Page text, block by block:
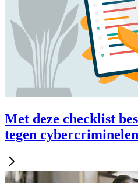
Met deze checklist
tegen cybercriminelen